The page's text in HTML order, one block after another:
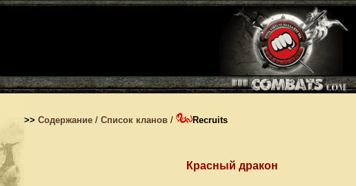
>> Содержание/ Список кланов/ Recruits
Красный дракон